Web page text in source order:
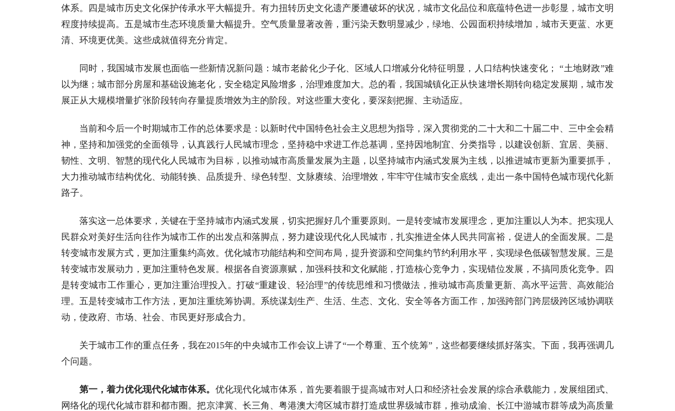
体系。四是城市历史文化保护传承水平大幅提升。有力扭转历史文化遗产屡遭破坏的状况，城市文化品位和底蕴特色进一步彰显，城市文明
程度持续提高。五是城市生态环境质量大幅提升。空气质量显著改善，重污染天数明显减少，绿地、公园面积持续增加，城市天更蓝、水更
清、环境更优美。这些成就值得充分肯定。
同时，我国城市发展也面临一些新情况新问题：城市老龄化少子化、区域人口增减分化特征明显，人口结构快速变化； “土地财政”难
以为继；城市部分房屋和基础设施老化，安全稳定风险增多，治理难度加大。总的看，我国城镇化正从快速增长期转向稳定发展期，城市发
展正从大规模增量扩张阶段转向存量提质增效为主的阶段。对这些重大变化，要深刻把握、主动适应。
当前和今后一个时期城市工作的总体要求是：以新时代中国特色社会主义思想为指导，深入贯彻党的二十大和二十届二中、三中全会精
神，坚持和加强党的全面领导，认真践行人民城市理念，坚持稳中求进工作总基调，坚持因地制宜、分类指导，以建设创新、宜居、美丽、
韧性、文明、智慧的现代化人民城市为目标，以推动城市高质量发展为主题，以坚持城市内涵式发展为主线，以推进城市更新为重要抓手，
大力推动城市结构优化、动能转换、品质提升、绿色转型、文脉赓续、治理增效，牢牢守住城市安全底线，走出一条中国特色城市现代化新
路子。
落实这一总体要求，关键在于坚持城市内涵式发展，切实把握好几个重要原则。一是转变城市发展理念，更加注重以人为本。把实现人
民群众对美好生活向往作为城市工作的出发点和落脚点，努力建设现代化人民城市，扎实推进全体人民共同富裕，促进人的全面发展。二是
转变城市发展方式，更加注重集约高效。优化城市功能结构和空间布局，提升资源和空间集约节约利用水平，实现绿色低碳智慧发展。三是
转变城市发展动力，更加注重特色发展。根据各自资源禀赋，加强科技和文化赋能，打造核心竞争力，实现错位发展，不搞同质化竞争。四
是转变城市工作重心，更加注重治理投入。打破“重建设、轻治理”的传统思维和习惯做法，推动城市高质量更新、高水平运营、高效能治
理。五是转变城市工作方法，更加注重统筹协调。系统谋划生产、生活、生态、文化、安全等各方面工作，加强跨部门跨层级跨区域协调联
动，使政府、市场、社会、市民更好形成合力。
关于城市工作的重点任务，我在2015年的中央城市工作会议上讲了“一个尊重、五个统筹”，这些都要继续抓好落实。下面，我再强调几
个问题。
第一，着力优化现代化城市体系。 优化现代化城市体系，首先要着眼于提高城市对人口和经济社会发展的综合承载能力，发展组团式、
网络化的现代化城市群和都市圈。把京津冀、长三角、粤港澳大湾区城市群打造成世界级城市群，推动成渝、长江中游城市群等成为高质量